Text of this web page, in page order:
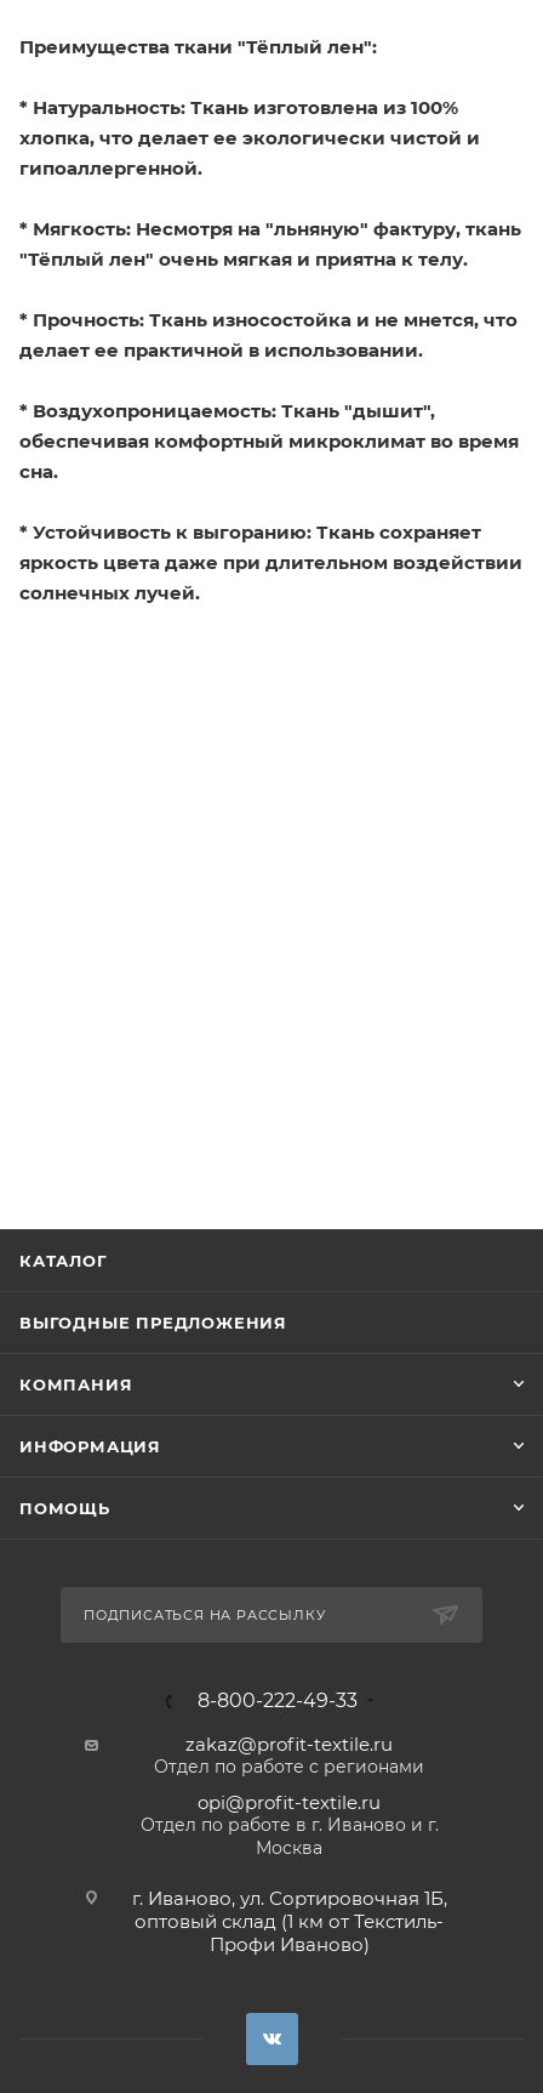
Преимущества ткани "Тёплый лен":
* Натуральность: Ткань изготовлена из 100%
хлопка, что делает ее экологически чистой и
гипоаллергенной.
* Мягкость: Несмотря на "льняную" фактуру, ткань
"Тёплый лен" очень мягкая и приятна к телу.
* Прочность: Ткань износостойка и не мнется, что
делает ее практичной в использовании.
* Воздухопроницаемость: Ткань "дышит",
обеспечивая комфортный микроклимат во время
сна.
* Устойчивость к выгоранию: Ткань сохраняет
яркость цвета даже при длительном воздействии
солнечных лучей.
КАТАЛОГ
ВЫГОДНЫЕ ПРЕДЛОЖЕНИЯ
КОМПАНИЯ
ИНФОРМАЦИЯ
ПОМОЩЬ
ПОДПИСАТЬСЯ НА РАССЫЛКУ
8-800-222-49-33
zakaz@profit-textile.ru
Отдел по работе с регионами
opi@profit-textile.ru
Отдел по работе в г. Иваново и г.
Москва
г. Иваново, ул. Сортировочная 1Б,
оптовый склад (1 км от Текстиль-
Профи Иваново)